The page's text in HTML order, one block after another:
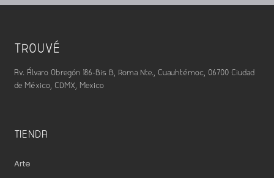
TROUVÉ
Av. Álvaro Obregón 186-Bis B, Roma Nte., Cuauhtémoc, 06700 Ciudad
de México, CDMX, Mexico
TIENDA
Arte